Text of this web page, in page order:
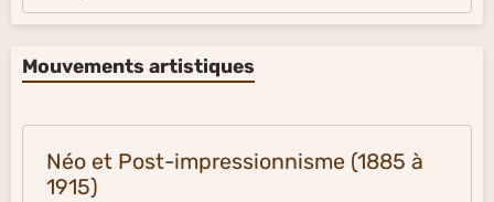
Mouvements artistiques
Néo et Post-impressionnisme (1885 à
1915)